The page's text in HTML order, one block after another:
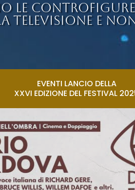
LE
TELEVISIONE E
EVENTI LANCIO DELLA
XXVI EDIZIONE DEL FESTIVAL